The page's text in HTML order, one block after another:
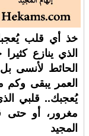
خذ أي قلب
الذي ينازع
الحائط لأنسى
العمر يبقى
يُعجبك.. قلبي
مغرور، أو حتى
المجيد